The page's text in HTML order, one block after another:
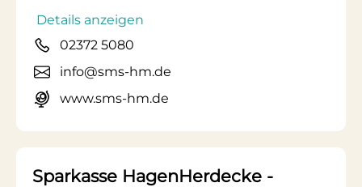
Details anzeigen
02372 5080
info@sms-hm.de
www.sms-hm.de
Sparkasse HagenHerdecke -